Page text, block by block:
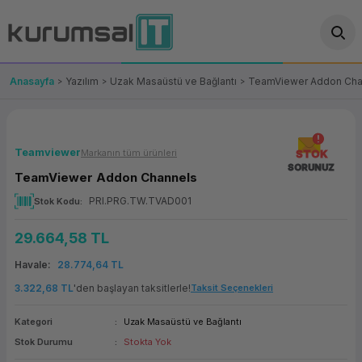
Geri Dön
Geri Dön
OT/VT Ürünleri
Fiş Yazıcı
(Firewall)
Geri Dön
Makinesi
Geri Dön
Çözümleri
Geri Dön
Geri Dön
Yedekleme
Geri Dön
Ürünler
Anasayfa Yazılım Uzak Masaüstü ve Bağlantı TeamViewer Addon
STOK
SORUNUZ
TeamviewerMarkanın tüm ürünleri
TeamViewer Addon Channels
Stok Kodu PRI.PRG.TW.TVAD001
29.664,58 TL
Havale
28.774,64 TL
3.322,68 TL'den başlayan taksitlerle!Taksit Seçenekleri
Kategori
Uzak Masaüstü ve Bağlantı
Stok Durumu
Stokta Yok